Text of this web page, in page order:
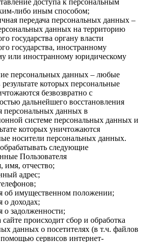
либо иным способом;
передача персональных данных –
данных на территорию
государства органу власти
государства, иностранному
или иностранному юридическому
персональных данных – любые
результате которых персональные
безвозвратно с
дальнейшего восстановления
персональных данных в
системе персональных данных и
которых уничтожаются
носители персональных данных.
следующие
Пользователя
имя, отчество;
адрес;
об имущественном положении;
о доходах;
о задолженности;
происходит сбор и обработка
данных о посетителях (в т.ч. файлов
сервисов интернет-